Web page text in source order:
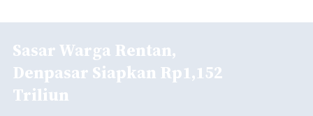
Sasar Warga Rentan,
Denpasar Siapkan Rp1,152
Triliun